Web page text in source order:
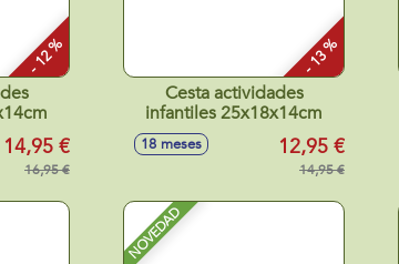
- 12 %
14,95 €
16,95 €
- 13 %
Cesta actividades
infantiles 25x18x14cm
18 meses 12,95 €
14,95 €
NOVEDAD